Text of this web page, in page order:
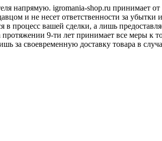
напрямую. igromania-shop.ru принимает
и не несет ответственности за
в процесс вашей сделки, а лишь
9-ти лет принимает все меры к
за своевременную доставку товара в